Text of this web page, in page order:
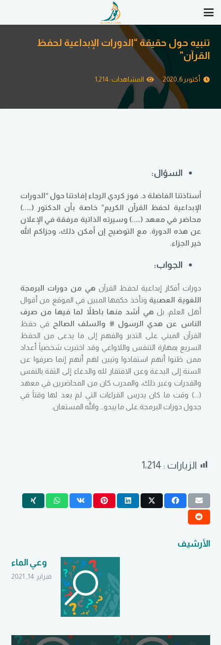
تنبيه حول حقيقة “الدورات الإبداعية لحفظ
القرآن”
أكتوبر 6, 2020 المشاهدات :1,214
السؤال:
أستاذتنا الفاضلة د. فوز كردي الرجاء إفادتنا حول “الدورات
الإبداعية لحفظ القرآن الكريم” خاصة بأن الدكتور (…..)
محاضر في معهد (…..) وسيرته الذاتية مرفقة في الإعلان
عن هذه الدورة. مع التوضيح إن أمكن ذلك، وجزاكم الله
خير الجزاء.
الجواب:
دورات أفكار إبداعية لحفظ القرآن هي من دورات البرمجة
اللغوية العصبية وتأخذ حكمها المبين في الموقع من أقوال
أهل العلم، بل هي أشد منها باطلاً لما فيها من صرف
الناس عن هدي الرسول ﷺ والسلف الصالح
في حفظ
القرآن المبني على التدبر والفهم إلى ما يدعى من الحفظ
السريع بمهارة التنفس واللاواعي وقد اختبرت شخصياً أعداد
ممن ظنوا أنهم استفادوا وتبين لهم أنهم إنما صرفوا عن
السنة إلى البدعة وعن الافتقار لله والدعاء إلى الثقة بالنفس
والقدرات وغير ذلك، والمدرب كان من المحاضرين في معهد
(….) وقت ما كان يدرس القراءات التي لم يعد لها وقتاً في
جدول دورات البرمجة على ما يبدو… والله المستعان.
الزيارات : 1٬214
الأرشيف
وعي الماء
فبراير 14, 2021